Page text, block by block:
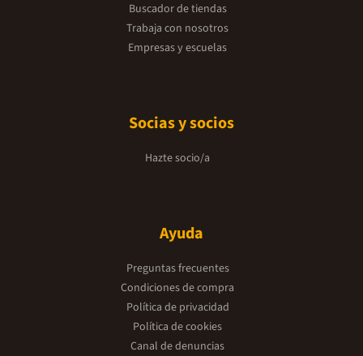
Buscador de tiendas
Trabaja con nosotros
Empresas y escuelas
Socias y socios
Hazte socio/a
Ayuda
Preguntas frecuentes
Condiciones de compra
Política de privacidad
Política de cookies
Canal de denuncias